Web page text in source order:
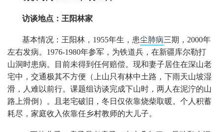
访谈地点：王阳林家
基本情况：王阳林，1955年生，患尘肺病三期，2000年
左右发病。1976-1980年参军，为铁道兵，在新疆库尔勒打
山洞时患病。目前未得到任何赔偿。现和妻子居住在深山老
宅中，交通极其不方便（上山只有林中土路，下雨天山坡湿
滑，人难以前行。课题组访谈完成下山时，两人在泥泞的山
路上滑倒）。且老宅破旧，冬日仅依靠烧柴取暖。个人积蓄
耗尽，家庭收入依靠任乡村教师的大儿子。